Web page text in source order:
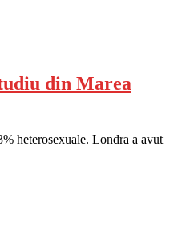
din Marea
heterosexuale. Londra a avut